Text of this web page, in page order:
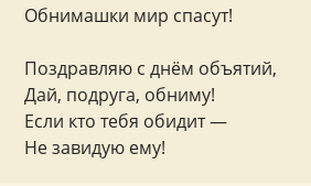
Обнимашки мир спасут!
Поздравляю с днём объятий,
Дай, подруга, обниму!
Если кто тебя обидит —
Не завидую ему!